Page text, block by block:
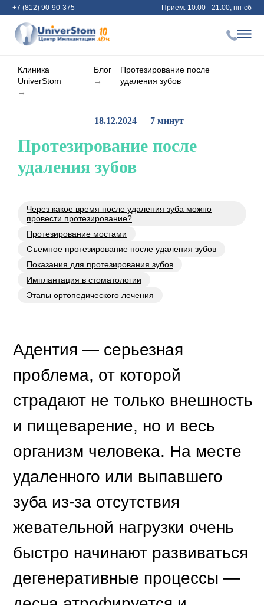
+7 (812) 90-90-375 Прием: 10:00 - 21:00, пн-сб
Клиника
UniverStom
→
Блог
→
Протезирование после
удаления зубов
18.12.2024 7 минут
Протезирование после
удаления зубов
Через какое время после удаления зуба можно
провести протезирование?
Протезирование мостами
Съемное протезирование после удаления зубов
Показания для протезирования зубов
Имплантация в стоматологии
Этапы ортопедического лечения
Адентия — серьезная
проблема, от которой
страдают не только внешность
и пищеварение, но и весь
зуба из-за отсутствия
жевательной нагрузки очень
быстро начинают развиваться
дегенеративные процессы —
десна атрофируется и
проседает, уменьшается в
Механическая нагрузка
перераспределяется на
соседние с отсутствующим
зубом единицы, что ускоряет
их повреждение.
Изменение структуры